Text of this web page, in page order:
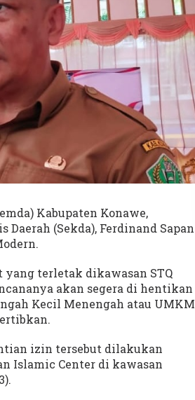
Kabupaten Konawe,
(Sekda), Ferdinand Sapan
terletak dikawasan STQ
akan segera di hentikan
Kecil Menengah atau UMKM
izin tersebut dilakukan
Islamic Center di kawasan